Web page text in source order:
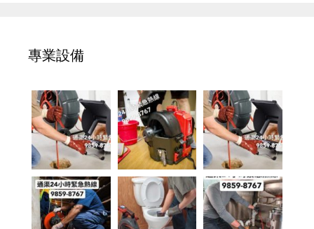
專業設備